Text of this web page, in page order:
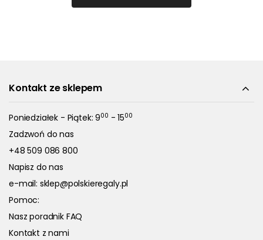
Kontakt ze sklepem
Poniedziałek - Piątek: 900 - 1500
Zadzwoń do nas
+48 509 086 800
Napisz do nas
e-mail: sklep@polskieregaly.pl
Pomoc:
Nasz poradnik FAQ
Kontakt z nami